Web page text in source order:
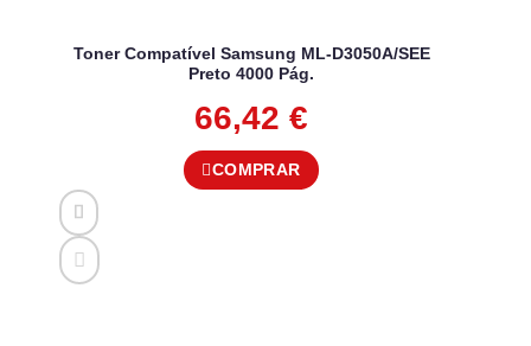
Toner Compatível Samsung ML-D3050A/SEE
Preto 4000 Pág.
66,42 €
COMPRAR